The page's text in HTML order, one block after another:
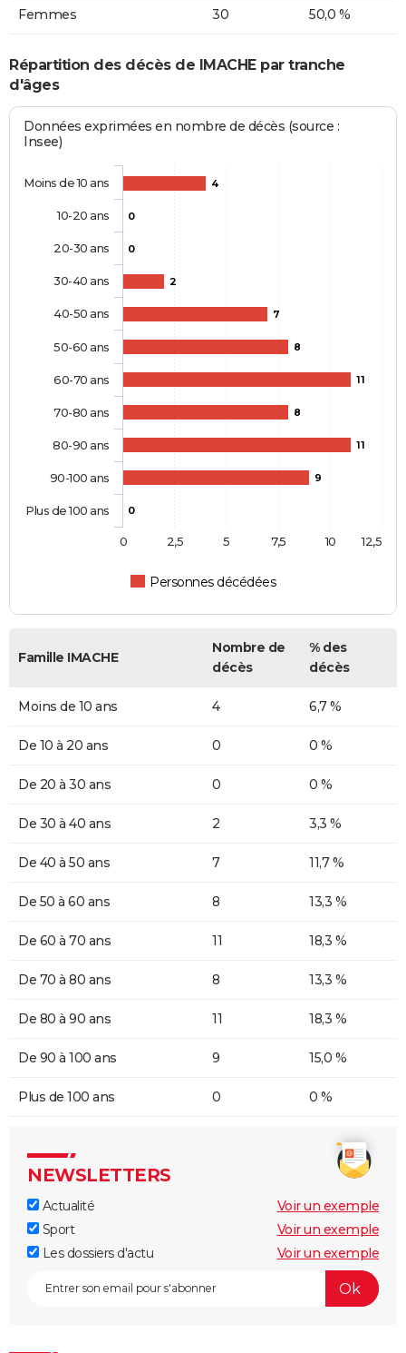
Femmes 30 50,0 %
Répartition des décès de IMACHE par tranche
d'âges
Données exprimées en nombre de décès (source :
Insee)
4
0
0
2
7
8
11
8
11
9
0
Personnes décédées
Moins de 10 ans
10-20 ans
20-30 ans
30-40 ans
40-50 ans
50-60 ans
60-70 ans
70-80 ans
80-90 ans
90-100 ans
Plus de 100 ans
0 10
2,5 5 7,5 12,5
Famille IMACHE
Nombre de
décès
% des
décès
Moins de 10 ans 4 6,7 %
De 10 à 20 ans 0 0 %
De 20 à 30 ans 0 0 %
De 30 à 40 ans 2 3,3 %
De 40 à 50 ans 7 11,7 %
De 50 à 60 ans 8 13,3 %
De 60 à 70 ans 11 18,3 %
De 70 à 80 ans 8 13,3 %
De 80 à 90 ans 11 18,3 %
De 90 à 100 ans 9 15,0 %
Plus de 100 ans 0 0 %
NEWSLETTERS
Actualité
Voir un exemple
Sport
Voir un exemple
Les dossiers d'actu
Voir un exemple